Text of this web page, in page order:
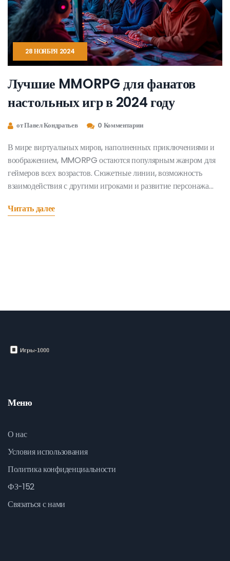
28 НОЯБРЯ 2024
Лучшие MMORPG для фанатов
настольных игр в 2024 году
от Павел Кондратьев 0 Комментарии
В мире виртуальных миров, наполненных приключениями и
воображением, MMORPG остаются популярным жанром для
геймеров всех возрастов. Сюжетные линии, возможность
взаимодействия с другими игроками и развитие персонажа
испытать новый уровень игрового опыта благодаря
Читать далее
Меню
О нас
Условия использования
Политика конфиденциальности
ФЗ-152
Связаться с нами